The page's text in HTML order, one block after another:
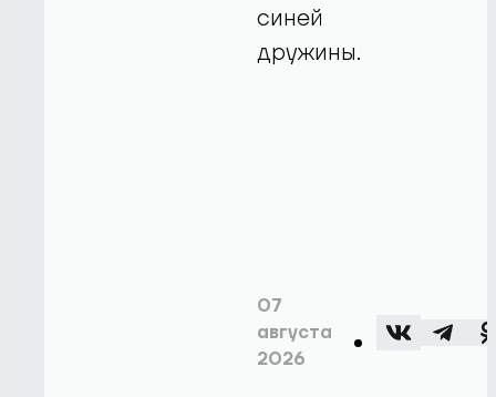
синей
дружины.
07
августа
2026